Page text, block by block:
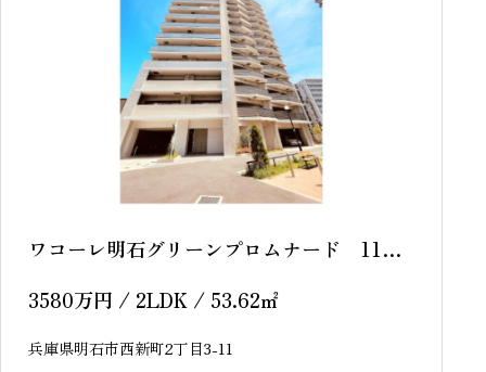
ワコーレ明石グリーンプロムナード 11
階 中古マンション
3580万円 / 2LDK / 53.62㎡
兵庫県明石市西新町2丁目3-11